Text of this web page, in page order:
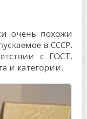
очень похожи
в СССР.
с ГОСТ.
и категории.